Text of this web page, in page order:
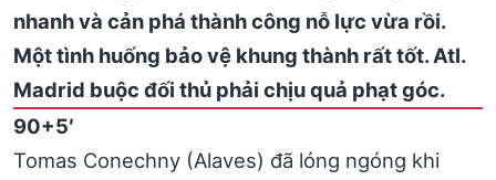
nhanh và cản phá thành công nỗ lực vừa rồi.
Một tình huống bảo vệ khung thành rất tốt. Atl.
Madrid buộc đối thủ phải chịu quả phạt góc.
90+5′
Tomas Conechny (Alaves) đã lóng ngóng khi